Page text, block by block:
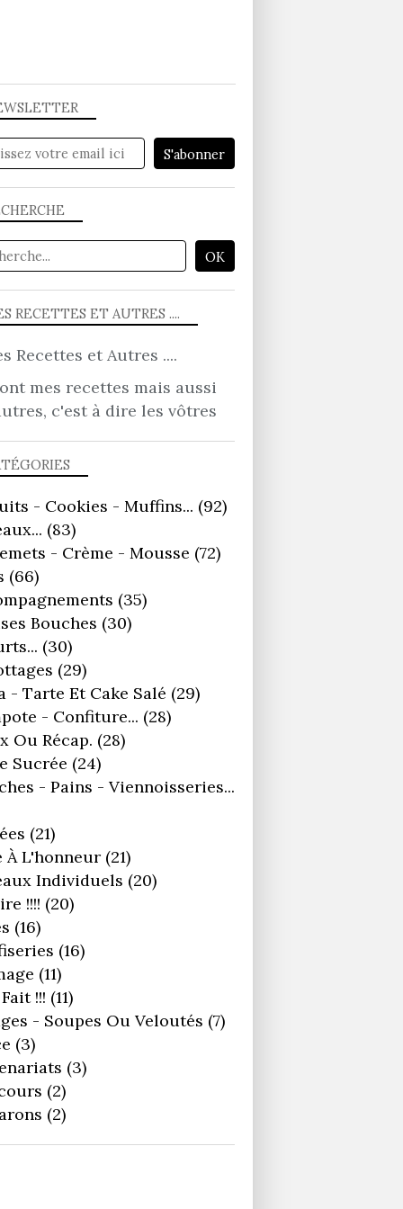
GÂTEAUX...
GÂTEAUX...
RECETTES ET AUTRES ....
mes recettes mais aussi
c'est à dire les vôtres
- Cookies - Muffins... (92)
(83)
- Crème - Mousse (72)
(66)
(35)
Bouches (30)
(30)
(29)
- Tarte Et Cake Salé (29)
- Confiture... (28)
Ou Récap. (28)
Sucrée (24)
- Pains - Viennoisseries...
(21)
À L'honneur (21)
Individuels (20)
!!!! (20)
(16)
(16)
(11)
!!! (11)
- Soupes Ou Veloutés (7)
(3)
(3)
(2)
(2)